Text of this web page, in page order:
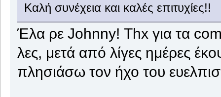
Καλή συνέχεια και καλές επιτυχίες!!
Έλα ρε Johnny! Τhx για τα
λες, μετά από λίγες ημέρες
πλησιάσω τον ήχο του